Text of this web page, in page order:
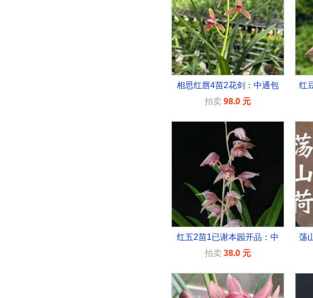
相思红唇4苗2花剑：中通包
拍卖 98.0 元
红
红五2苗1已谢本园开品：中
拍卖 38.0 元
荡